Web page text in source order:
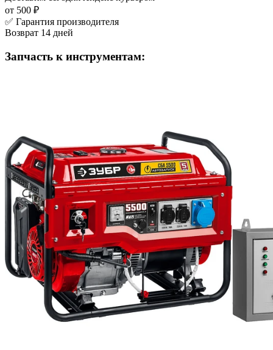
от 500 ₽
✅ Гарантия производителя
Возврат 14 дней
Запчасть к инструментам: